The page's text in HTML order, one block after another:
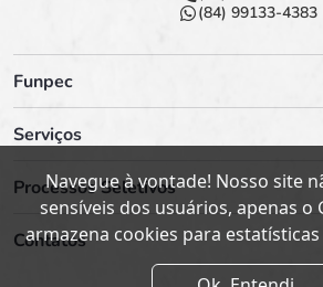
(84) 99133-4383
Funpec
Serviços
Processos Seletivos
Contatos
Navegue à vontade! Nosso site
sensíveis dos usuários, apenas o
armazena cookies para